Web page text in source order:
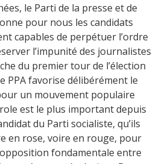
le Parti de la presse et de
pour nous les candidats
capables de perpétuer l’ordre
l’impunité des journalistes
du premier tour de l’élection
PPA favorise délibérément le
un mouvement populaire
est le plus important depuis
du Parti socialiste, qu’ils
en rose, voire en rouge, pour
opposition fondamentale entre